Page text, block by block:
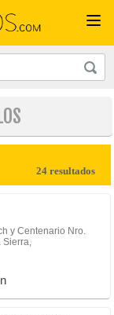
24 resultados
y Centenario Nro.
Sierra,